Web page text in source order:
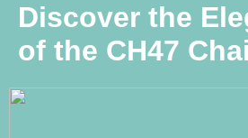
Discover the
of the CH47